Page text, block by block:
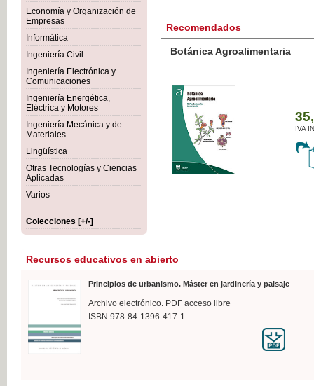
Economía y Organización de
Empresas
Informática
Ingeniería Civil
Ingeniería Electrónica y
Comunicaciones
Ingeniería Energética,
Eléctrica y Motores
Ingeniería Mecánica y de
Materiales
Lingüística
Otras Tecnologías y Ciencias
Aplicadas
Varios
Colecciones [+/-]
Recomendados
Botánica Agroalimentaria
IVA
Recursos educativos en abierto
Principios de urbanismo. Máster en jardinería y paisaje
Archivo electrónico. PDF acceso libre
ISBN:978-84-1396-417-1